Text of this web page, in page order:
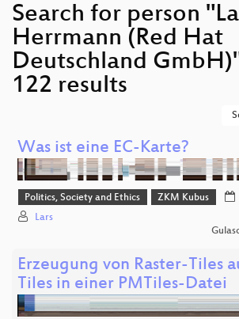
Search for person
Herrmann (Red Hat
Deutschland
122 results
Was ist eine EC-Karte?
Politics, Society and Ethics ZKM Kubus
Lars
Erzeugung von Raster-Tiles
Tiles in einer PMTiles-Datei